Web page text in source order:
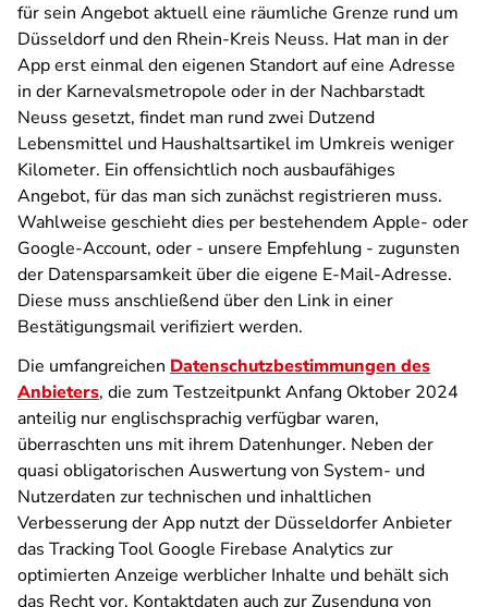
für sein Angebot aktuell eine räumliche Grenze rund um
Düsseldorf und den Rhein-Kreis Neuss. Hat man in der
App erst einmal den eigenen Standort auf eine Adresse
in der Karnevalsmetropole oder in der Nachbarstadt
Neuss gesetzt, findet man rund zwei Dutzend
Lebensmittel und Haushaltsartikel im Umkreis weniger
Kilometer. Ein offensichtlich noch ausbaufähiges
Angebot, für das man sich zunächst registrieren muss.
Wahlweise geschieht dies per bestehendem Apple- oder
Google-Account, oder - unsere Empfehlung - zugunsten
der Datensparsamkeit über die eigene E-Mail-Adresse.
Diese muss anschließend über den Link in einer
Bestätigungsmail verifiziert werden.
Die umfangreichen Datenschutzbestimmungen des
Anbieters, die zum Testzeitpunkt Anfang Oktober 2024
anteilig nur englischsprachig verfügbar waren,
überraschten uns mit ihrem Datenhunger. Neben der
quasi obligatorischen Auswertung von System- und
Nutzerdaten zur technischen und inhaltlichen
Verbesserung der App nutzt der Düsseldorfer Anbieter
das Tracking Tool Google Firebase Analytics zur
optimierten Anzeige werblicher Inhalte und behält sich
das Recht vor, Kontaktdaten auch zur Zusendung von